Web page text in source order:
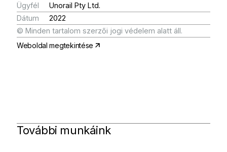
Ügyfél
Unorail Pty Ltd.
Dátum
2022
© Minden tartalom szerzői jogi védelem alatt áll.
Weboldal megtekintése
További munkáink